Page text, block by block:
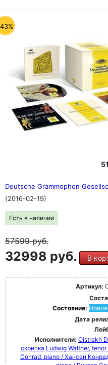
Deutsche Grammophon
(2016-02-19)
Есть в наличии
57599руб.
32998 руб. В
Артикул:
Состояние:
Дата
Исполнители: Oistrakh
скрипка Ludwig Walther,
Conrad, piano / Хансен